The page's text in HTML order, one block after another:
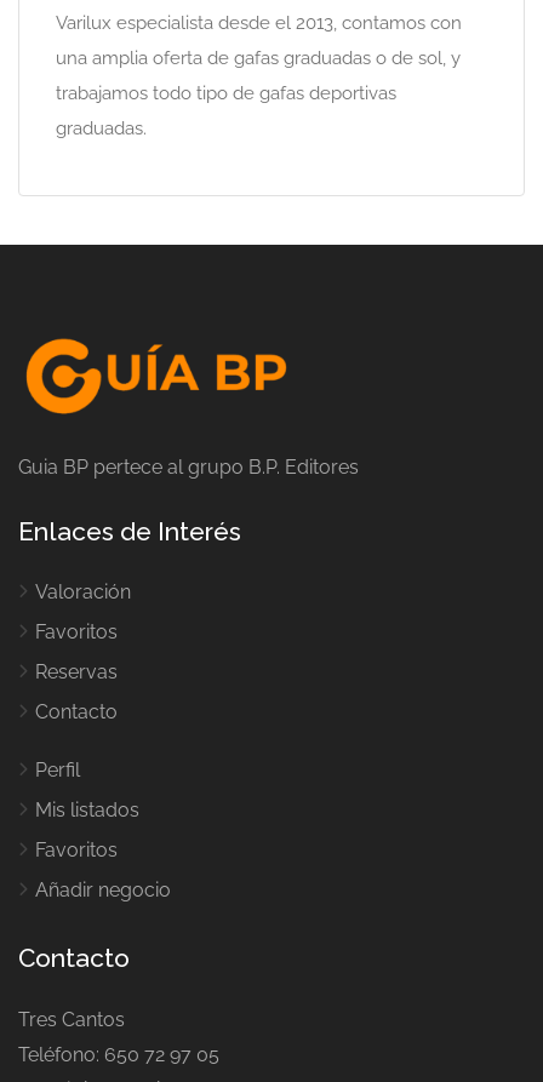
Varilux especialista desde el 2013, contamos con
una amplia oferta de gafas graduadas o de sol, y
trabajamos todo tipo de gafas deportivas
graduadas.
Guia BP pertece al grupo B.P. Editores
Enlaces de Interés
Valoración
Favoritos
Reservas
Contacto
Perfil
Mis listados
Favoritos
Añadir negocio
Contacto
Tres Cantos
Teléfono: 650 72 97 05